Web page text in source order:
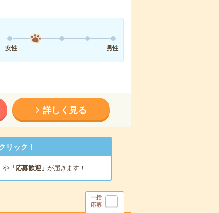
女性
男性
詳しく見る
リック！
や「応募歓迎」 が届きます！
一括
応募